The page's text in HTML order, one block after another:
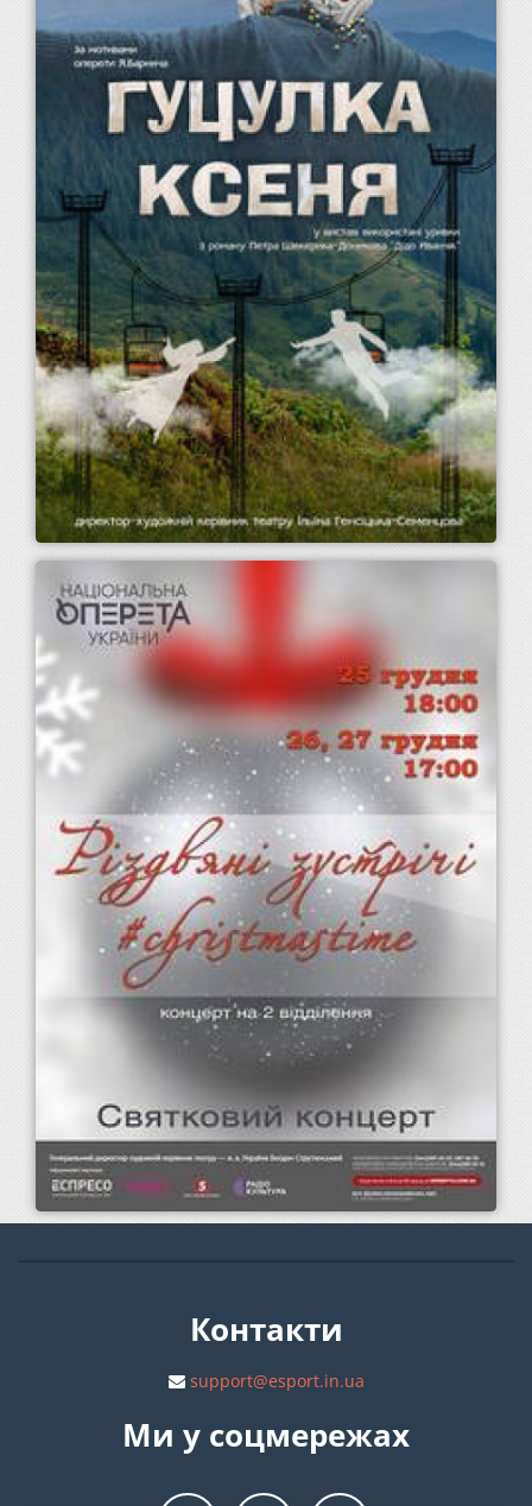
Контакти
support@esport.in.ua
Ми у соцмережах